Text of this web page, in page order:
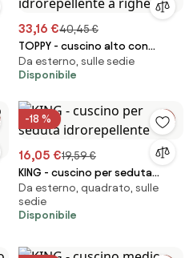
33,16 €40,45 €
TOPPY - cuscino alto con
doppia cucitura idrorepellente
a righe
Da esterno, sulle sedie
Disponibile
-18 %
16,05 €19,59 €
KING - cuscino per seduta
idrorepellente
Da esterno, quadrato, sulle
sedie
Disponibile